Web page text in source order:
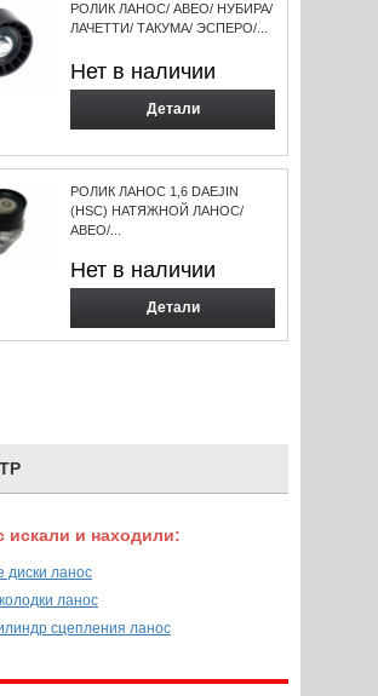
РОЛИК ЛАНОС/ АВЕО/ НУБИРА/
ЛАЧЕТТИ/ ТАКУМА/ ЭСПЕРО/...
Нет в наличии
Детали
РОЛИК ЛАНОС 1,6 DAEJIN
(HSC) НАТЯЖНОЙ ЛАНОС/
АВЕО/...
Нет в наличии
Детали
искали и находили:
диски ланос
ланос
сцепления ланос